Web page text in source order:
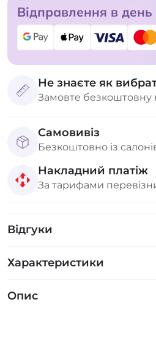
Відправлення в
Не знаєте як
Замовте безкоштовну
Самовивіз
Безкоштовно із
Накладний платіж
За тарифами
Відгуки
Характеристики
Опис